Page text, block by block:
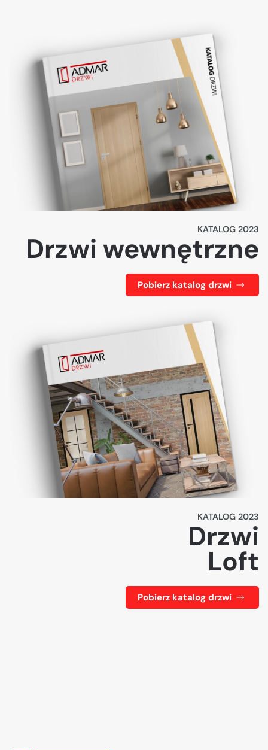
KATALOG 2023
Drzwi wewnętrzne
Pobierz katalog drzwi
KATALOG 2023
Drzwi
Loft
Pobierz katalog drzwi